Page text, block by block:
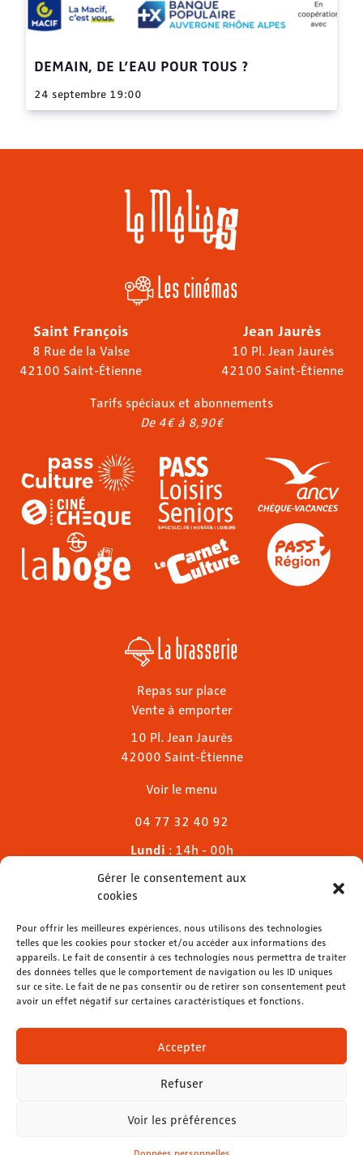
Gérer le consentement aux
cookies
Pour offrir les meilleures expériences, nous utilisons des technologies
telles que les cookies pour stocker et/ou accéder aux informations des
appareils. Le fait de consentir à ces technologies nous permettra de traiter
des données telles que le comportement de navigation ou les ID uniques
sur ce site. Le fait de ne pas consentir ou de retirer son consentement peut
avoir un effet négatif sur certaines caractéristiques et fonctions.
Accepter
Refuser
Voir les préférences
DEMAIN, DE L’EAU POUR TOUS ?
24 septembre 19:00
Les cinémas
Saint François
8 Rue de la Valse
42100 Saint-Étienne
Jean Jaurès
10 Pl. Jean Jaurès
42100 Saint-Étienne
Tarifs spéciaux et abonnements
De 4€ à 8,90€
La brasserie
Repas sur place
Vente à emporter
10 Pl. Jean Jaurès
42000 Saint-Étienne
Voir le menu
04 77 32 40 92
Lundi : 14h - 00h
Mardi & mercredi
Jeudi
Dimanche: 11h - 00h
04 77 32 32 01